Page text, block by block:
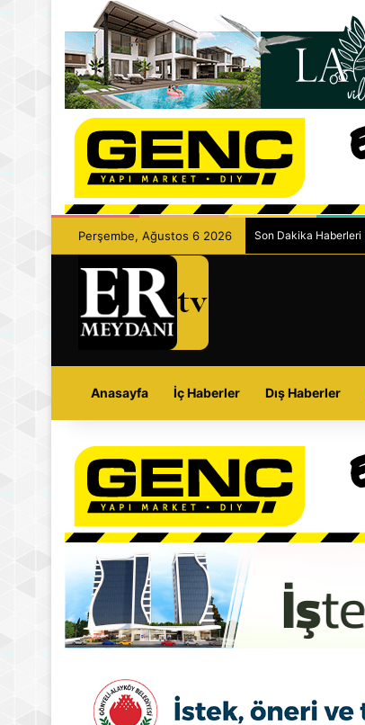
Perşembe, Ağustos 6 2026 Son Dakika Haberleri
Anasayfa İç Haberler Dış Haberler